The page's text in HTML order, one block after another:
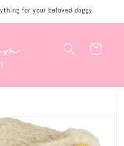
for your beloved doggy
Winkelwagen